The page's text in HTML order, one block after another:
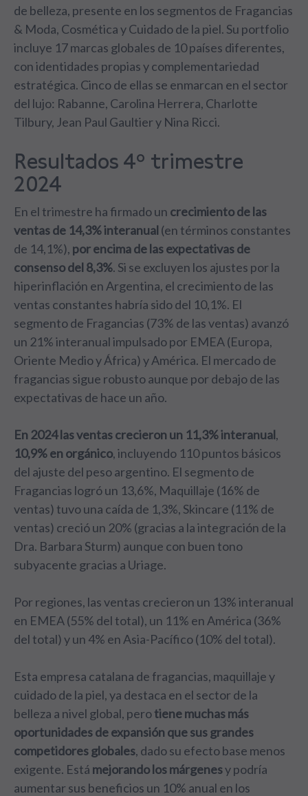
de belleza, presente en los segmentos de Fragancias
& Moda, Cosmética y Cuidado de la piel. Su portfolio
incluye 17 marcas globales de 10 países diferentes,
con identidades propias y complementariedad
estratégica. Cinco de ellas se enmarcan en el sector
del lujo: Rabanne, Carolina Herrera, Charlotte
Tilbury, Jean Paul Gaultier y Nina Ricci.
Resultados 4º trimestre
2024
En el trimestre ha firmado un crecimiento de las
ventas de 14,3%interanual (en términos constantes
de 14,1%), por encima de las expectativas de
consenso del 8,3%. Si se excluyen los ajustes por la
hiperinflación en Argentina, el crecimiento de las
ventas constantes habría sido del 10,1%. El
segmento de Fragancias (73% de las ventas) avanzó
un 21% interanual impulsado por EMEA (Europa,
Oriente Medio y África) y América. El mercado de
fragancias sigue robusto aunque por debajo de las
expectativas de hace un año.
En 2024 las ventas crecieron un 11,3% interanual,
10,9% en orgánico, incluyendo 110 puntos básicos
del ajuste del peso argentino. El segmento de
Fragancias logró un 13,6%, Maquillaje (16% de
ventas) tuvo una caída de 1,3%, Skincare (11% de
ventas) creció un 20% (gracias a la integración de la
Dra. Barbara Sturm) aunque con buen tono
subyacente gracias a Uriage.
Por regiones, las ventas crecieron un 13% interanual
en EMEA (55% del total), un 11% en América (36%
del total) y un 4% en Asia-Pacífico (10% del total).
Esta empresa catalana de fragancias, maquillaje y
cuidado de la piel, ya destaca en el sector de la
belleza a nivel global, perotiene muchas más
oportunidades de expansión que sus grandes
competidores globales, dado su efecto base menos
exigente. Está mejorando los márgenesy podría
aumentar sus beneficios un 10% anual en los